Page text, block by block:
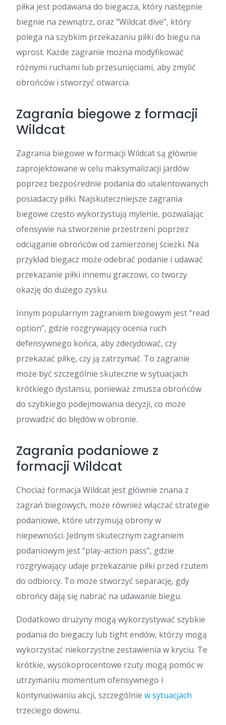
piłka jest podawana do biegacza, który następnie
biegnie na zewnątrz, oraz “Wildcat dive”, który
polega na szybkim przekazaniu piłki do biegu na
wprost. Każde zagranie można modyfikować
różnymi ruchami lub przesunięciami, aby zmylić
obrońców i stworzyć otwarcia.
Zagrania biegowe z formacji
Wildcat
Zagrania biegowe w formacji Wildcat są głównie
zaprojektowane w celu maksymalizacji jardów
poprzez bezpośrednie podania do utalentowanych
posiadaczy piłki. Najskuteczniejsze zagrania
biegowe często wykorzystują mylenie, pozwalając
ofensywie na stworzenie przestrzeni poprzez
odciąganie obrońców od zamierzonej ścieżki. Na
przykład biegacz może odebrać podanie i udawać
przekazanie piłki innemu graczowi, co tworzy
okazję do dużego zysku.
Innym popularnym zagraniem biegowym jest “read
option”, gdzie rozgrywający ocenia ruch
defensywnego końca, aby zdecydować, czy
przekazać piłkę, czy ją zatrzymać. To zagranie
może być szczególnie skuteczne w sytuacjach
krótkiego dystansu, ponieważ zmusza obrońców
do szybkiego podejmowania decyzji, co może
prowadzić do błędów w obronie.
Zagrania podaniowe z
formacji Wildcat
Chociaż formacja Wildcat jest głównie znana z
zagrań biegowych, może również włączać strategie
podaniowe, które utrzymują obrony w
niepewności. Jednym skutecznym zagraniem
podaniowym jest “play-action pass”, gdzie
rozgrywający udaje przekazanie piłki przed rzutem
do odbiorcy. To może stworzyć separację, gdy
obrońcy dają się nabrać na udawanie biegu.
Dodatkowo drużyny mogą wykorzystywać szybkie
podania do biegaczy lub tight endów, którzy mogą
wykorzystać niekorzystne zestawienia w kryciu. Te
krótkie, wysokoprocentowe rzuty mogą pomóc w
utrzymaniu momentum ofensywnego i
kontynuowaniu akcji, szczególnie w sytuacjach
trzeciego downu.